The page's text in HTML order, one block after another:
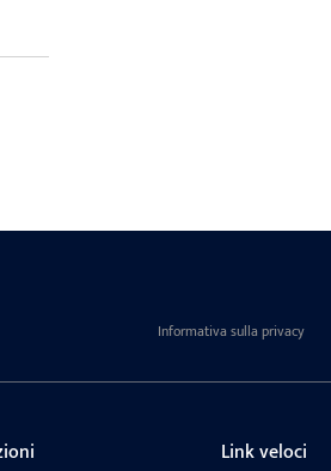
Informativa sulla privacy
Link veloci